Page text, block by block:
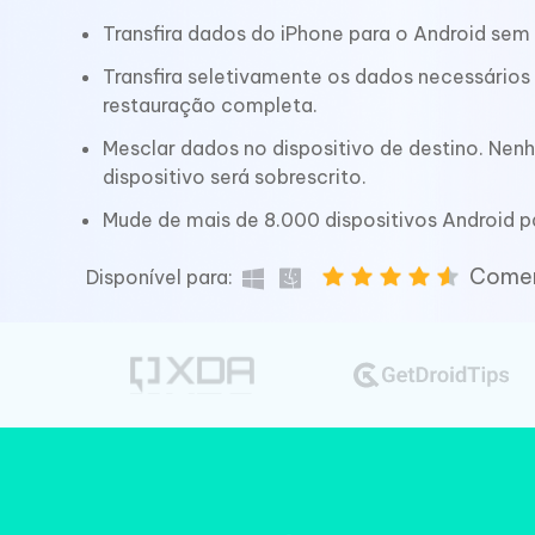
Ver todos os produtos
Celular
iAnyGo- iOS APP
Alterar a localização do iPhone sem PC
iAnyGo
Alterar
Recuperar dados do Android sem PC Limpe o
Escreva de forma mais inteligente,
rápida e melhor com IA
Transfira dados do iPhone para o Android
Transfira seletivamente os dados necessários
restauração completa.
Mesclar dados no dispositivo de destino.
dispositivo será sobrescrito.
Mude de mais de 8.000 dispositivos Android
Disponível para: